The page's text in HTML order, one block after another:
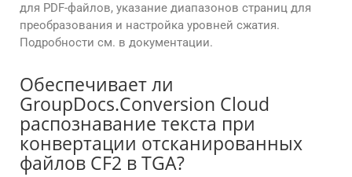
для PDF-файлов, указание диапазонов страниц для
преобразования и настройка уровней сжатия.
Подробности см. в документации.
Обеспечивает ли
GroupDocs.Conversion Cloud
распознавание текста при
конвертации отсканированных
файлов CF2 в TGA?